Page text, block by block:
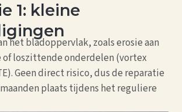
1: kleine
het bladoppervlak, zoals erosie aan
of loszittende onderdelen (vortex
Geen direct risico, dus de reparatie
plaats tijdens het reguliere